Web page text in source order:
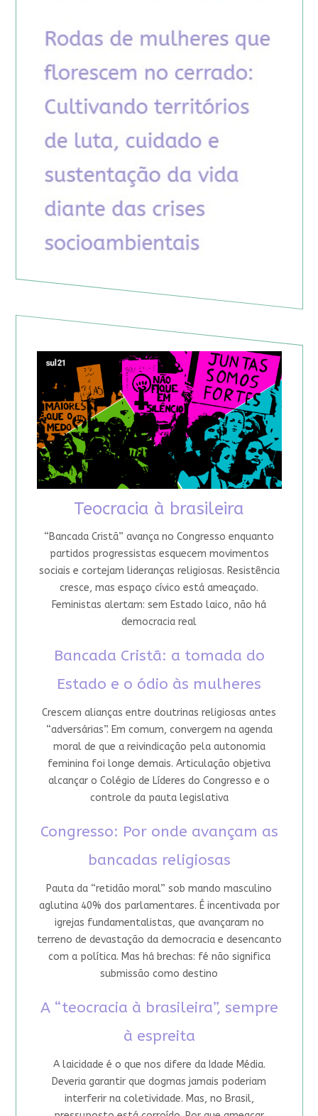
Teocracia à brasileira
“Bancada Cristã” avança no Congresso enquanto
partidos progressistas esquecem movimentos
sociais e cortejam lideranças religiosas. Resistência
cresce, mas espaço cívico está ameaçado.
Feministas alertam: sem Estado laico, não há
democracia real
Bancada Cristã: a tomada do
Estado e o ódio às mulheres
Crescem alianças entre doutrinas religiosas antes
“adversárias”. Em comum, convergem na agenda
moral de que a reivindicação pela autonomia
feminina foi longe demais. Articulação objetiva
alcançar o Colégio de Líderes do Congresso e o
controle da pauta legislativa
Congresso: Por onde avançam as
bancadas religiosas
Pauta da “retidão moral” sob mando masculino
aglutina 40% dos parlamentares. É incentivada por
igrejas fundamentalistas, que avançaram no
terreno de devastação da democracia e desencanto
com a política. Mas há brechas: fé não significa
submissão como destino
A “teocracia à brasileira”, sempre
à espreita
A laicidade é o que nos difere da Idade Média.
Deveria garantir que dogmas jamais poderiam
interferir na coletividade. Mas, no Brasil,